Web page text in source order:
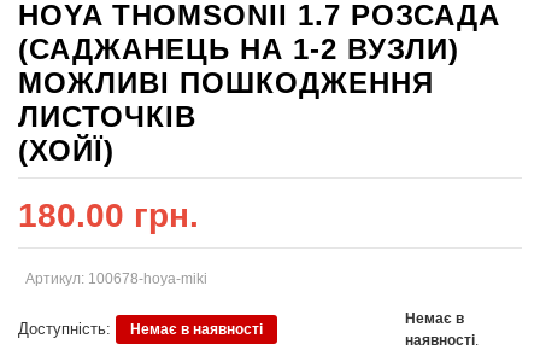
HOYA THOMSONII 1.7 РОЗСАДА
(САДЖАНЕЦЬ НА 1-2 ВУЗЛИ)
МОЖЛИВІ ПОШКОДЖЕННЯ
ЛИСТОЧКІВ
(ХОЙЇ)
180.00 грн.
Артикул: 100678-hoya-miki
Доступність: Немає в наявності
Немає в
наявності